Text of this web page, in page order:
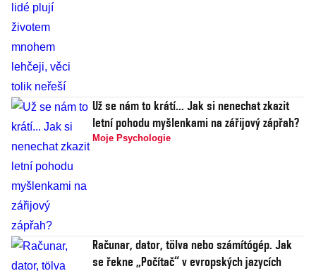
Už se nám to krátí... Jak si nenechat zkazit
letní pohodu myšlenkami na zářijový zápřah?
Moje Psychologie
Računar, dator, tölva nebo számítógép. Jak
se řekne „Počítač“ v evropských jazycích